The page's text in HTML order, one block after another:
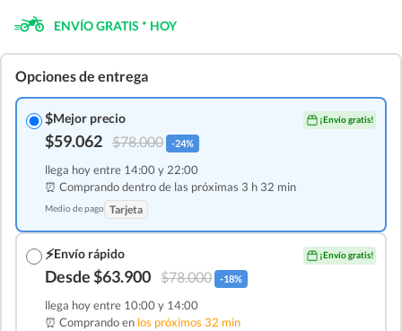
ENVÍO GRATIS * HOY
Opciones de entrega
$Mejor precio ¡Envío gratis!
$59.062 $78.000 -24%
llega hoy entre 14:00 y 22:00
⏰ Comprando dentro de las próximas 3 h 32 min
Medio de pago Tarjeta
⚡Envío rápido ¡Envío gratis!
Desde $63.900 $78.000 -18%
llega hoy entre 10:00 y 14:00
⏰ Comprando en los próximos 32 min